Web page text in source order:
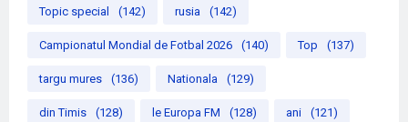
Topic special (142) rusia (142)
Campionatul Mondial de Fotbal 2026 (140) Top (137)
targu mures (136) Nationala (129)
din Timis (128) le Europa FM (128) ani (121)